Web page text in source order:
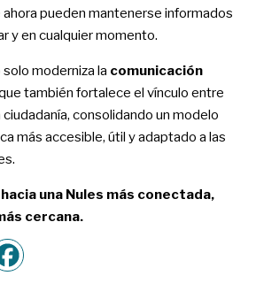
pueden mantenerse informados
y en cualquier momento.
moderniza la comunicación
también fortalece el vínculo entre
consolidando un modelo
más accesible, útil y adaptado a las
una Nules más conectada,
cercana.